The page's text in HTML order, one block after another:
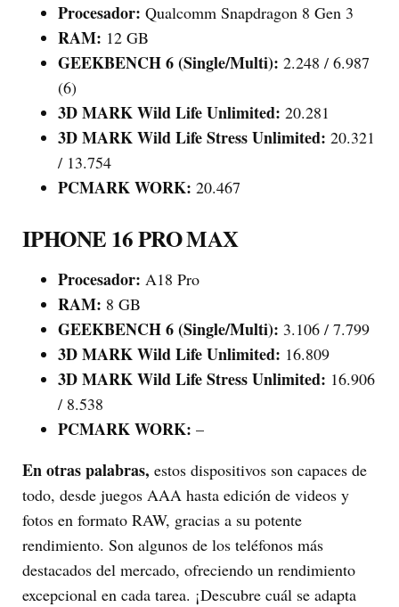
Procesador: Qualcomm Snapdragon 8 Gen 3
RAM: 12 GB
GEEKBENCH 6 (Single/Multi): 2.248 / 6.987
(6)
3D MARK Wild Life Unlimited: 20.281
3D MARK Wild Life Stress Unlimited: 20.321
/ 13.754
PCMARK WORK: 20.467
IPHONE 16 PRO MAX
Procesador: A18 Pro
RAM: 8 GB
GEEKBENCH 6 (Single/Multi): 3.106 / 7.799
3D MARK Wild Life Unlimited: 16.809
3D MARK Wild Life Stress Unlimited: 16.906
/ 8.538
PCMARK WORK: –
En otras palabras, estos dispositivos son capaces de
todo, desde juegos AAA hasta edición de videos y
fotos en formato RAW, gracias a su potente
rendimiento. Son algunos de los teléfonos más
destacados del mercado, ofreciendo un rendimiento
excepcional en cada tarea. ¡Descubre cuál se adapta